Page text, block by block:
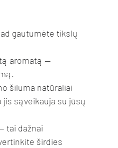
gautumėte tikslų
aromatą —
šiluma natūraliai
sąveikauja su jūsų
tai dažnai
širdies